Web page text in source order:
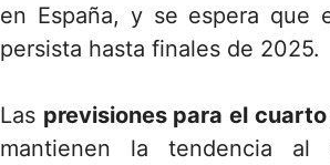
en España, y se espera que
persista hasta finales de 2025.
Las previsiones para el
mantienen la tendencia al